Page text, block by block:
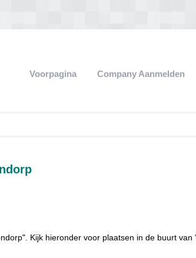
Voorpagina Company Aanmelden
Kijk hieronder voor plaatsen in de buurt van